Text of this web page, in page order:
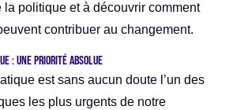
la politique et à découvrir comment
contribuer au changement.
: une priorité absolue
est sans aucun doute l’un des
les plus urgents de notre